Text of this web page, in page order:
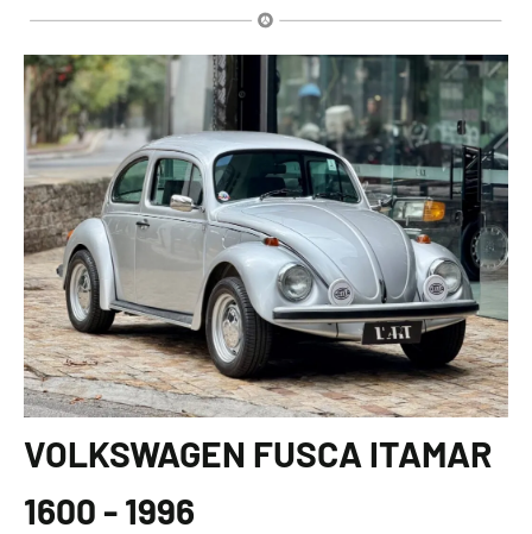
VOLKSWAGEN FUSCA ITAMAR
1600 - 1996